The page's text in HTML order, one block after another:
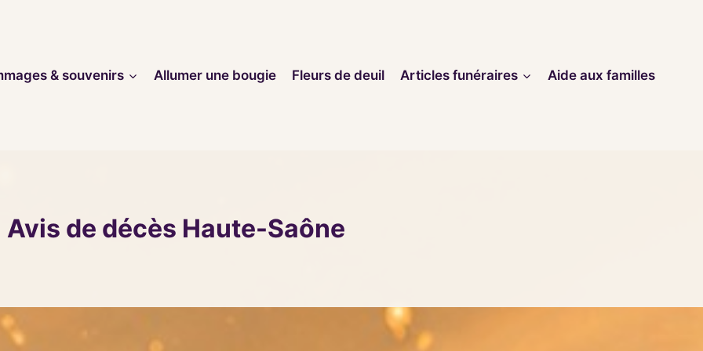
& souvenirs
Allumer une bougie Fleurs de deuil Articles funéraires Aide aux familles
Avis de décès Haute-Saône